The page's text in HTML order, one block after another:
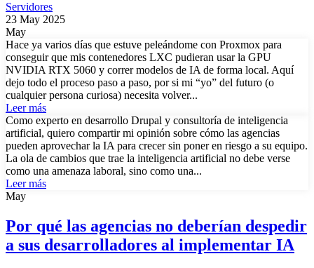
Servidores
23 May 2025
May
Hace ya varios días que estuve peleándome con Proxmox para
conseguir que mis contenedores LXC pudieran usar la GPU
NVIDIA RTX 5060 y correr modelos de IA de forma local. Aquí
dejo todo el proceso paso a paso, por si mi “yo” del futuro (o
cualquier persona curiosa) necesita volver...
Leer más
Como experto en desarrollo Drupal y consultoría de inteligencia
artificial, quiero compartir mi opinión sobre cómo las agencias
pueden aprovechar la IA para crecer sin poner en riesgo a su equipo.
La ola de cambios que trae la inteligencia artificial no debe verse
como una amenaza laboral, sino como una...
Leer más
May
Por qué las agencias no deberían despedir
a sus desarrolladores al implementar IA